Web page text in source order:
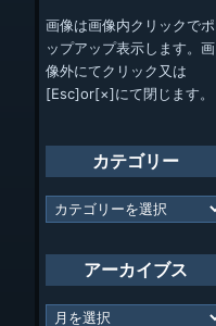
画像は画像内クリックでポ
ップアップ表示します。画
像外にてクリック又は
[Esc]or[×]にて閉じます。
カテゴリー
カ
テ
ー
アーカイブス
ア